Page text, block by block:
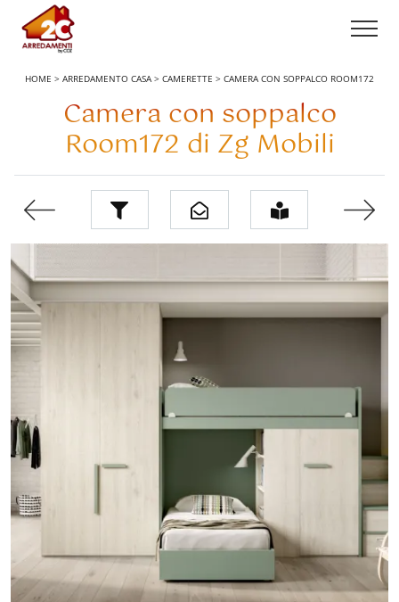
HOME > ARREDAMENTO CASA> CAMERETTE > CAMERA CON SOPPALCO ROOM172
Camera con soppalco
Room172 di Zg Mobili